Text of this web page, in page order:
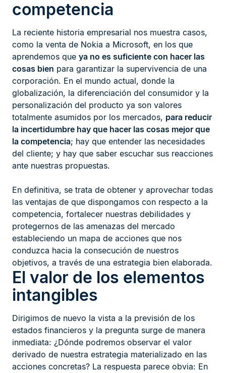
competencia
La reciente historia empresarial nos muestra casos,
como la venta de Nokia a Microsoft, en los que
aprendemos que ya no es suficiente con hacer las
cosas bien para garantizar la supervivencia de una
corporación. En el mundo actual, donde la
globalización, la diferenciación del consumidor y la
personalización del producto ya son valores
totalmente asumidos por los mercados, para reducir
la incertidumbre hay que hacer las cosas mejor que
la competencia; hay que entender las necesidades
del cliente; y hay que saber escuchar sus reacciones
ante nuestras propuestas.
En definitiva, se trata de obtener y aprovechar todas
las ventajas de que dispongamos con respecto a la
competencia, fortalecer nuestras debilidades y
protegernos de las amenazas del mercado
estableciendo un mapa de acciones que nos
conduzca hacia la consecución de nuestros
objetivos, a través de una estrategia bien elaborada.
El valor de los elementos
intangibles
Dirigimos de nuevo la vista a la previsión de los
estados financieros y la pregunta surge de manera
inmediata: ¿Dónde podremos observar el valor
derivado de nuestra estrategia materializado en las
acciones concretas? La respuesta parece obvia: En